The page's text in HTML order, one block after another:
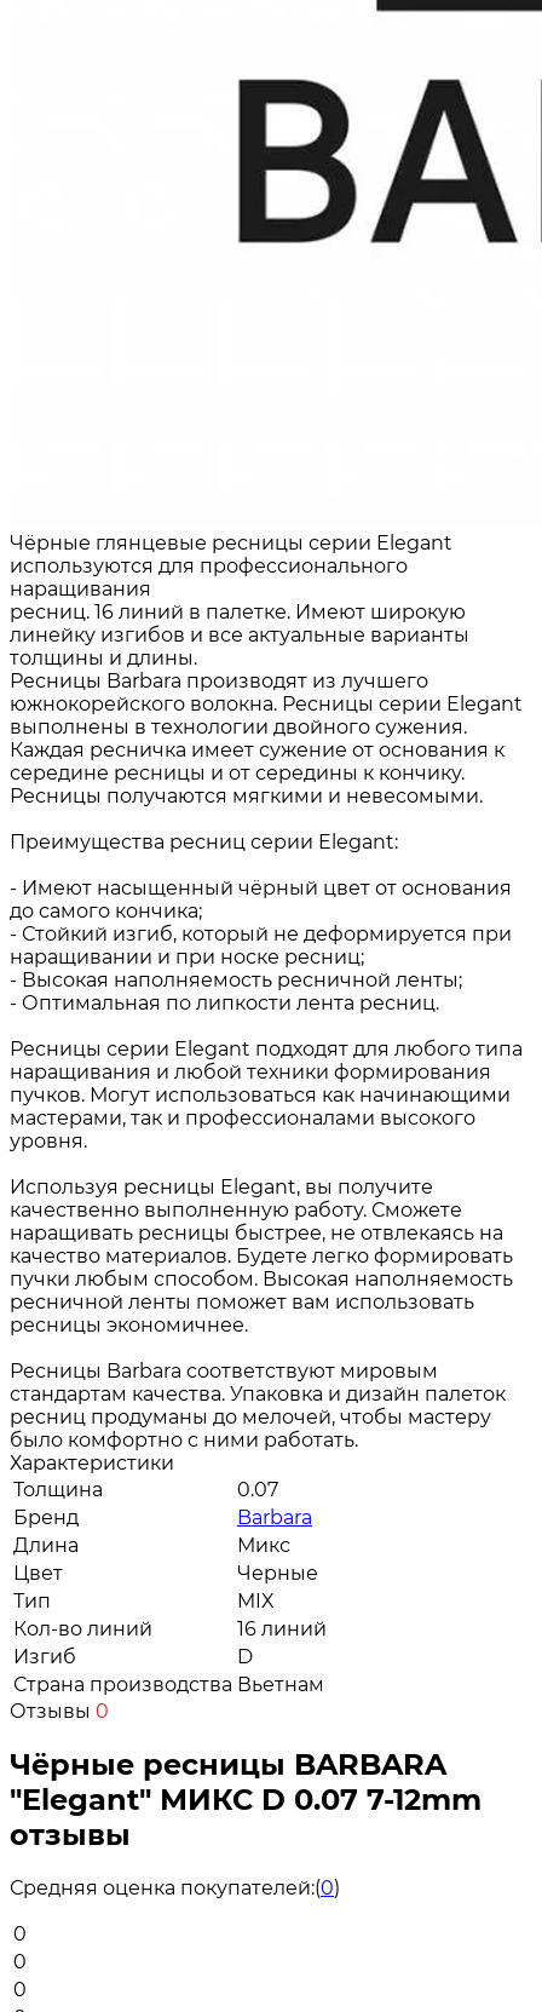
Чёрные глянцевые ресницы серии Elegant
используются для профессионального
наращивания
ресниц. 16 линий в палетке. Имеют широкую
линейку изгибов и все актуальные варианты
толщины и длины.
Ресницы Barbara производят из лучшего
южнокорейского волокна. Ресницы серии Elegant
выполнены в технологии двойного сужения.
Каждая ресничка имеет сужение от основания к
середине ресницы и от середины к кончику.
Ресницы получаются мягкими и невесомыми.
Преимущества ресниц серии Elegant:
- Имеют насыщенный чёрный цвет от основания
до самого кончика;
- Стойкий изгиб, который не деформируется при
наращивании и при носке ресниц;
- Высокая наполняемость ресничной ленты;
- Оптимальная по липкости лента ресниц.
Ресницы серии Elegant подходят для любого типа
наращивания и любой техники формирования
пучков. Могут использоваться как начинающими
мастерами, так и профессионалами высокого
уровня.
Используя ресницы Elegant, вы получите
качественно выполненную работу. Сможете
наращивать ресницы быстрее, не отвлекаясь на
качество материалов. Будете легко формировать
пучки любым способом. Высокая наполняемость
ресничной ленты поможет вам использовать
ресницы экономичнее.
Ресницы Barbara соответствуют мировым
стандартам качества. Упаковка и дизайн палеток
ресниц продуманы до мелочей, чтобы мастеру
было комфортно с ними работать.
Характеристики
Толщина
0.07
Бренд
Barbara
Длина
Микс
Цвет
Черные
Тип
MIX
Кол-во линий
16 линий
Изгиб
D
Страна производства Вьетнам
Отзывы 0
Чёрные ресницы BARBARA
"Elegant" МИКС D 0.07 7-12mm
отзывы
Средняя оценка покупателей:(0)
0
0
0